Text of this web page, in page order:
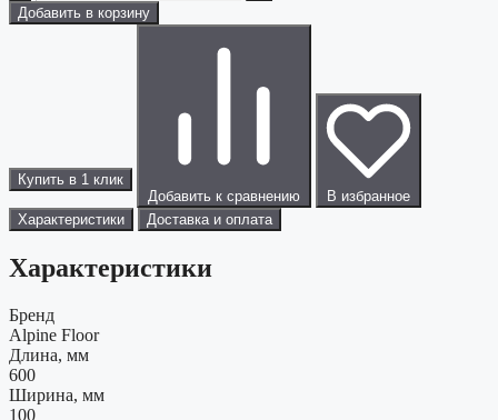
Добавить в корзину
Купить в 1 клик
Добавить к сравнению
В избранное
Характеристики
Доставка и оплата
Характеристики
Бренд
Alpine Floor
Длина, мм
600
Ширина, мм
100